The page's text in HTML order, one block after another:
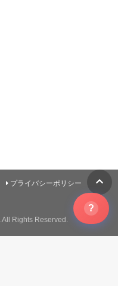
プライバシーポリシー
.All Rights Reserved.
?